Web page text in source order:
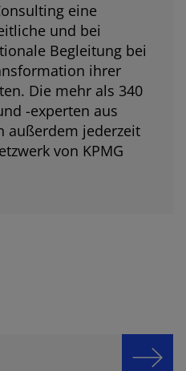
eine
und bei
Begleitung bei
ihrer
Die mehr als 340
-experten aus
außerdem jederzeit
von KPMG